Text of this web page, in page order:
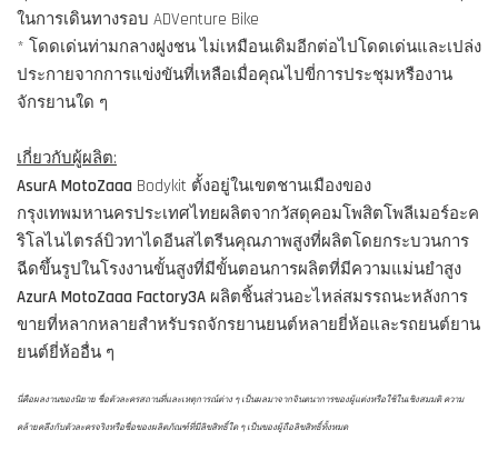
ในการเดินทางรอบ ADVenture Bike
* โดดเด่นท่ามกลางฝูงชน ไม่เหมือนเดิมอีกต่อไปโดดเด่นและเปล่ง
ประกายจากการแข่งขันที่เหลือเมื่อคุณไปขี่การประชุมหรืองาน
จักรยานใด ๆ
เกี่ยวกับผู้ผลิต:
AsurA MotoZaaa Bodykit ตั้งอยู่ในเขตชานเมืองของ
กรุงเทพมหานครประเทศไทยผลิตจากวัสดุคอมโพสิตโพลีเมอร์อะค
ริโลไนไตรล์บิวทาไดอีนสไตรีนคุณภาพสูงที่ผลิตโดยกระบวนการ
ฉีดขึ้นรูปในโรงงานขั้นสูงที่มีขั้นตอนการผลิตที่มีความแม่นยำสูง
AzurA MotoZaaa Factory3A ผลิตชิ้นส่วนอะไหล่สมรรถนะหลังการ
ขายที่หลากหลายสำหรับรถจักรยานยนต์หลายยี่ห้อและรถยนต์ยาน
ยนต์ยี่ห้ออื่น ๆ
นี่คือผลงานของนิยาย ชื่อตัวละครสถานที่และเหตุการณ์ต่าง ๆ เป็นผลมาจากจินตนาการของผู้แต่งหรือใช้ในเชิงสมมติ ความ
คล้ายคลึงกับตัวละครจริงหรือชื่อของผลิตภัณฑ์ที่มีลิขสิทธิ์ใด ๆ เป็นของผู้ถือลิขสิทธิ์ทั้งหมด